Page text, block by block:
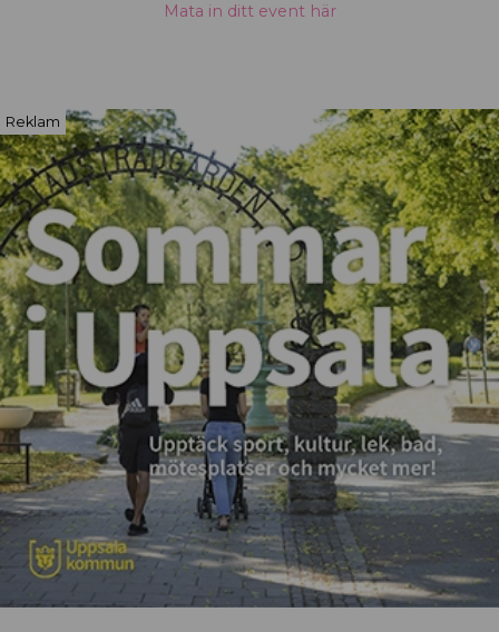
Mata in ditt event här
Reklam